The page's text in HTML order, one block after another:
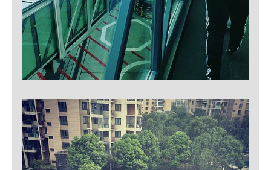
Wird benötigt um die Chatfunktion nutzen zu können.
Cookie Laufzeit:
MibewSessionID, mibew-chat-frame-style-
5e9dbeb1811c0446 = Sitzungslaufzeit, mibew_locale = 3
Jahre, MIBEW_UserID = 1 Jahr
Login
Name:
fe_user, be_user, be_lastLoginProvider
Zweck: